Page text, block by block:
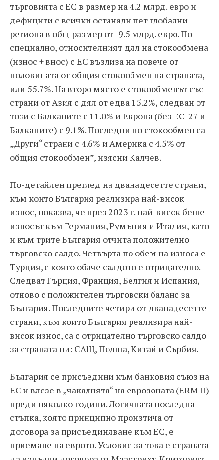
търговията с ЕС в размер на 4.2 млрд. евро и
дефицити с всички останали пет глобални
региона в общ размер от -9.5 млрд. евро. По-
специално, относителният дял на стокообмена
(износ + внос) с ЕС възлиза на повече от
половината от общия стокообмен на страната,
или 55.7%. На второ място е стокообменът със
страни от Азия с дял от едва 15.2%, следван от
този с Балканите с 11.0% и Европа (без ЕС-27 и
Балканите) с 9.1%. Последни по стокообмен са
„Други“ страни с 4.6% и Америка с 4.5% от
общия стокообмен”, изясни Калчев.
По-детайлен преглед на дванадесетте страни,
към които България реализира най-висок
износ, показва, че през 2023 г. най-висок беше
износът към Германия, Румъния и Италия, като
и към трите България отчита положително
търговско салдо. Четвърта по обем на износа е
Турция, с която обаче салдото е отрицателно.
Следват Гърция, Франция, Белгия и Испания,
отново с положителен търговски баланс за
България. Последните четири от дванадесетте
страни, към които България реализира най-
висок износ, са с отрицателно търговско салдо
за страната ни: САЩ, Полша, Китай и Сърбия.
България се присъедини към банковия съюз на
ЕС и влезе в „чакалнята“ на еврозоната (ERM II)
преди няколко години. Логичната последна
стъпка, която принципно произтича от
договора за присъединяване към ЕС, е
приемане на еврото. Условие за това е страната